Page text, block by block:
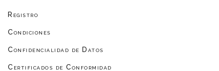
Registro
Condiciones
Confidencialidad de Datos
Certificados de Conformidad